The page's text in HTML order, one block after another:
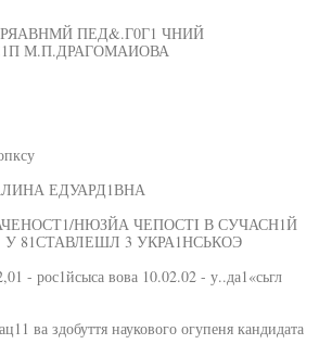
ПЕД&.Г0Г1 ЧНИЙ
М.П.ДРАГОМАИОВА
ЕДУАРД1ВНА
НЮЗЙА ЧЕПОСТI В СУЧАСН1Й
У 81СТАВЛЕШЛ 3 УКРА1НСЬКОЭ
- рос1йсыса вова 10.02.02 - у..да1«сьгл
ва здобуття наукового огупеня кандидата